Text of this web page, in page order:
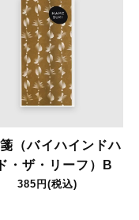
（バイハインドハ
・ザ・リーフ）B
385円(税込)